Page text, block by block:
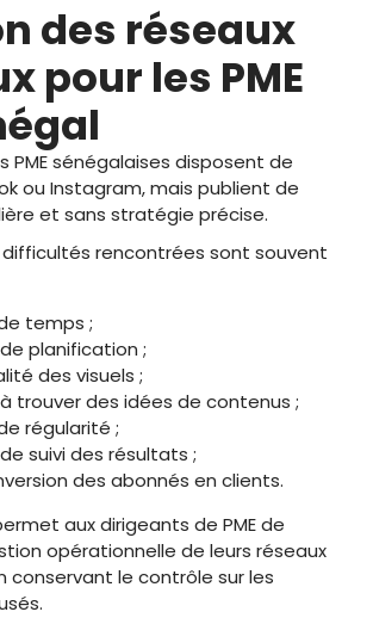
des réseaux
pour les PME
PME sénégalaises disposent de
ou Instagram, mais publient de
et sans stratégie précise.
difficultés rencontrées sont souvent
temps ;
planification ;
des visuels ;
trouver des idées de contenus ;
régularité ;
suivi des résultats ;
des abonnés en clients.
aux dirigeants de PME de
opérationnelle de leurs réseaux
conservant le contrôle sur les